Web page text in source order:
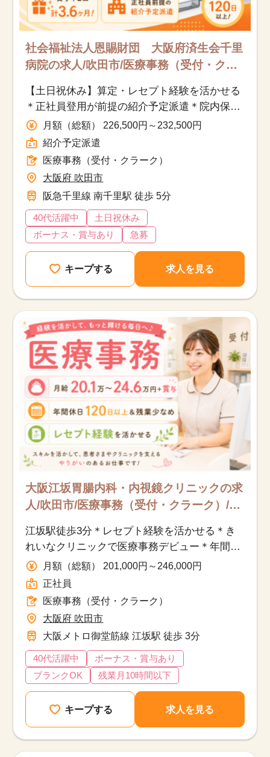
人材をお探しの医療機関・企業様
運営会社
社会福祉法人恩賜財団 大阪府済生会千里
病院の求人/吹田市/医療事務（受付・ク
【土日祝休み】算定・レセプト経験を活かせる
＊正社員登用が前提の紹介予定派遣＊院内保育
所あり＊賞与3.6か月
月額（総額） 226,500円～232,500円
紹介予定派遣
医療事務（受付・クラーク）
大阪府 吹田市
阪急千里線 南千里駅 徒歩 5分
40代活躍中
土日祝休み
ボーナス・賞与あり
急募
キープする 求人を見る
大阪江坂胃腸内科・内視鏡クリニックの求
人/吹田市/医療事務（受付・クラーク）/正
江坂駅徒歩3分＊レセプト経験を活かせる＊き
れいなクリニックで医療事務デビュー＊年間休
日120日以上
月額（総額） 201,000円～246,000円
正社員
医療事務（受付・クラーク）
大阪府 吹田市
大阪メトロ御堂筋線 江坂駅 徒歩 3分
40代活躍中
ボーナス・賞与あり
ブランクOK
残業月10時間以下
キープする 求人を見る